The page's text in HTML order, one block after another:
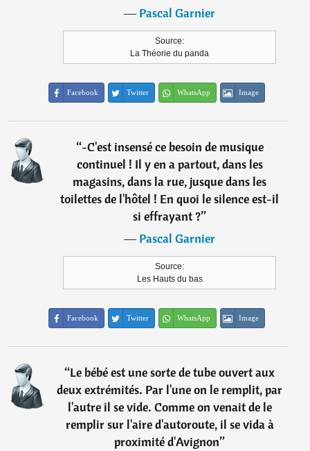
―Pascal Garnier
Source:
La Théorie du panda
Facebook Twitter WhatsApp Image
“-C'est insensé ce besoin de musique
continuel ! Il y en a partout, dans les
magasins, dans la rue, jusque dans les
toilettes de l'hôtel ! En quoi le silence est-il
si effrayant ?”
―Pascal Garnier
Source:
Les Hauts du bas
Facebook Twitter WhatsApp Image
“Le bébé est une sorte de tube ouvert aux
deux extrémités. Par l'une on le remplit, par
l'autre il se vide. Comme on venait de le
remplir sur l'aire d'autoroute, il se vida à
proximité d'Avignon”